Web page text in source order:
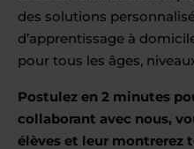
des solutions
d’apprentissage à
pour tous les âges,
Postulez en 2 minutes
collaborant avec nous,
élèves et leur montrerez